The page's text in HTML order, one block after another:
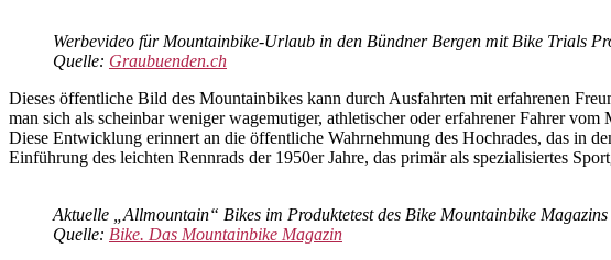
Werbevideo für Mountainbike-Urlaub in den Bündner Bergen mit Bike Trials
Quelle: Graubuenden.ch
Dieses öffentliche Bild des Mountainbikes kann durch Ausfahrten mit erfahrenen
man sich als scheinbar weniger wagemutiger, athletischer oder erfahrener Fahrer
Diese Entwicklung erinnert an die öffentliche Wahrnehmung des Hochrades, das in
Einführung des leichten Rennrads der 1950er Jahre, das primär als spezialisiertes
Aktuelle „Allmountain“ Bikes im Produktetest des Bike Mountainbike Magazins
Quelle: Bike. Das Mountainbike Magazin